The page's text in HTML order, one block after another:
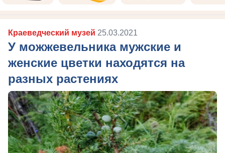
Краеведческий музей 25.03.2021
У можжевельника мужские и
женские цветки находятся на
разных растениях